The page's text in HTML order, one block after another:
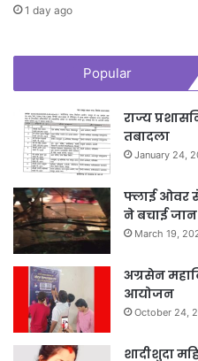
1 day ago
Popular
राज्य
तबादला
January 24,
फ्लाई ओवर
ने बचाई जान
March 19,
अग्रसेन
आयोजन
October 24,
शादीशुदा